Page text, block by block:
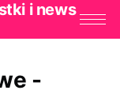
i news
-